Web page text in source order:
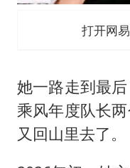
打开网
她一路走到最
乘风年度队长
又回山里去了。